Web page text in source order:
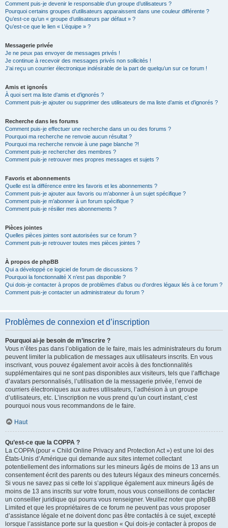
Comment puis-je devenir le responsable d’un groupe d’utilisateurs ?
Pourquoi certains groupes d’utilisateurs apparaissent dans une couleur différente ?
Qu’est-ce qu’un « groupe d’utilisateurs par défaut » ?
Qu’est-ce que le lien « L’équipe » ?
Messagerie privée
Je ne peux pas envoyer de messages privés !
Je continue à recevoir des messages privés non sollicités !
J’ai reçu un courrier électronique indésirable de la part de quelqu’un sur ce forum !
Amis et ignorés
À quoi sert ma liste d’amis et d’ignorés ?
Comment puis-je ajouter ou supprimer des utilisateurs de ma liste d’amis et d’ignorés ?
Recherche dans les forums
Comment puis-je effectuer une recherche dans un ou des forums ?
Pourquoi ma recherche ne renvoie aucun résultat ?
Pourquoi ma recherche renvoie à une page blanche ?!
Comment puis-je rechercher des membres ?
Comment puis-je retrouver mes propres messages et sujets ?
Favoris et abonnements
Quelle est la différence entre les favoris et les abonnements ?
Comment puis-je ajouter aux favoris ou m’abonner à un sujet spécifique ?
Comment puis-je m’abonner à un forum spécifique ?
Comment puis-je résilier mes abonnements ?
Pièces jointes
Quelles pièces jointes sont autorisées sur ce forum ?
Comment puis-je retrouver toutes mes pièces jointes ?
À propos de phpBB
Qui a développé ce logiciel de forum de discussions ?
Pourquoi la fonctionnalité X n’est pas disponible ?
Qui dois-je contacter à propos de problèmes d’abus ou d’ordres légaux liés à ce forum ?
Comment puis-je contacter un administrateur du forum ?
Problèmes de connexion et d’inscription
Pourquoi ai-je besoin de m’inscrire ?
Vous n’êtes pas dans l’obligation de le faire, mais les administrateurs du forum
peuvent limiter la publication de messages aux utilisateurs inscrits. En vous
inscrivant, vous pouvez également avoir accès à des fonctionnalités
supplémentaires qui ne sont pas disponibles aux visiteurs, tels que l’affichage
d’avatars personnalisés, l’utilisation de la messagerie privée, l’envoi de
courriers électroniques aux autres utilisateurs, l’adhésion à un groupe
d’utilisateurs, etc. L’inscription ne vous prend qu’un court instant, c’est
pourquoi nous vous recommandons de le faire.
Haut
Qu’est-ce que la COPPA ?
La COPPA (pour « Child Online Privacy and Protection Act ») est une loi des
États-Unis d’Amérique qui demande aux sites internet collectant
potentiellement des informations sur les mineurs âgés de moins de 13 ans un
consentement écrit des parents ou des tuteurs légaux des mineurs concernés.
Si vous ne savez pas si cette loi s’applique également aux mineurs âgés de
moins de 13 ans inscrits sur votre forum, nous vous conseillons de contacter
un conseiller juridique qui pourra vous renseigner. Veuillez noter que phpBB
Limited et que les propriétaires de ce forum ne peuvent pas vous proposer
d’assistance légale et ne doivent donc pas être contactés à ce sujet, excepté
lorsque l’assistance porte sur la question « Qui dois-je contacter à propos de